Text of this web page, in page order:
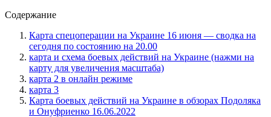
Содержание
Карта спецоперации на Украине 16 июня — сводка на
сегодня по состоянию на 20.00
карта и схема боевых действий на Украине (нажми на
карту для увеличения масштаба)
карта 2 в онлайн режиме
карта 3
Карта боевых действий на Украине в обзорах Подоляка
и Онуфриенко 16.06.2022